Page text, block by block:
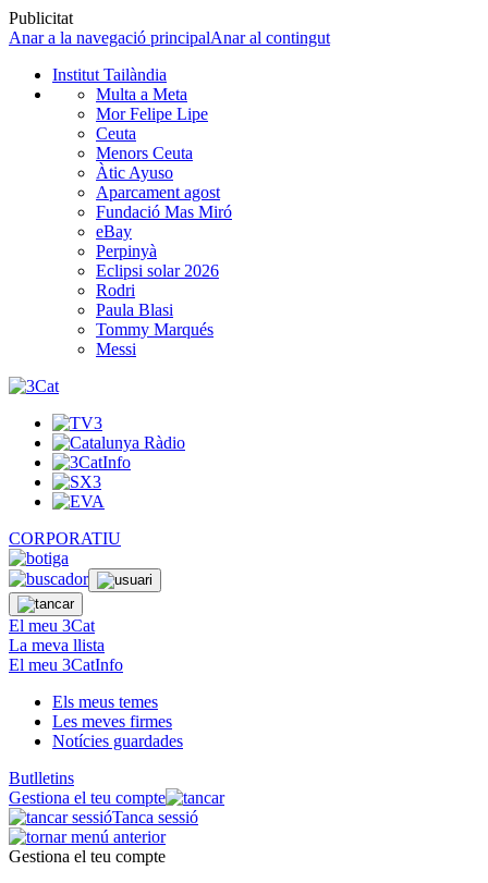
Publicitat
Anar a la navegació principalAnar al contingut
Institut Tailàndia
Multa a Meta
Mor Felipe Lipe
Ceuta
Menors Ceuta
Àtic Ayuso
Aparcament agost
Fundació Mas Miró
eBay
Perpinyà
Eclipsi solar 2026
Rodri
Paula Blasi
Tommy Marqués
Messi
CORPORATIU
El meu 3Cat
La meva llista
El meu 3CatInfo
Els meus temes
Les meves firmes
Notícies guardades
Butlletins
Gestiona el teu compte
Tanca sessió
Gestiona el teu compte